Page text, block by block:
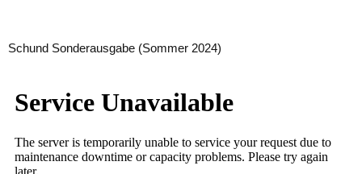
Schund Sonderausgabe (Sommer 2024)